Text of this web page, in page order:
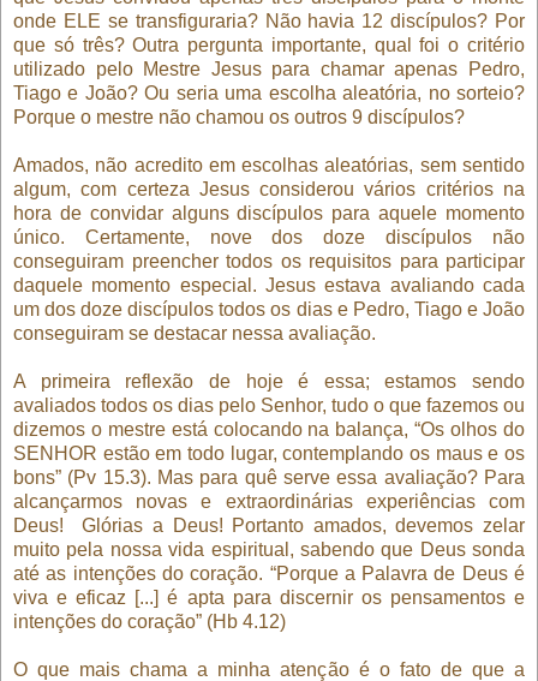
onde ELE se transfiguraria? Não havia 12 discípulos? Por
que só três? Outra pergunta importante, qual foi o critério
utilizado pelo Mestre Jesus para chamar apenas Pedro,
Tiago e João? Ou seria uma escolha aleatória, no sorteio?
Porque o mestre não chamou os outros 9 discípulos?
Amados, não acredito em escolhas aleatórias, sem sentido
algum, com certeza Jesus considerou vários critérios na
hora de convidar alguns discípulos para aquele momento
único. Certamente, nove dos doze discípulos não
conseguiram preencher todos os requisitos para participar
daquele momento especial. Jesus estava avaliando cada
um dos doze discípulos todos os dias e Pedro, Tiago e João
conseguiram se destacar nessa avaliação.
A primeira reflexão de hoje é essa; estamos sendo
avaliados todos os dias pelo Senhor, tudo o que fazemos ou
dizemos o mestre está colocando na balança, “Os olhos do
SENHOR estão em todo lugar, contemplando os maus e os
bons” (Pv 15.3). Mas para quê serve essa avaliação? Para
alcançarmos novas e extraordinárias experiências com
Deus!
Glórias a Deus! Portanto amados, devemos zelar
muito pela nossa vida espiritual, sabendo que Deus sonda
até as intenções do coração. “Porque a Palavra de Deus é
viva e eficaz [...] é apta para discernir os pensamentos e
intenções do coração” (Hb 4.12)
O que mais chama a minha atenção é o fato de que a